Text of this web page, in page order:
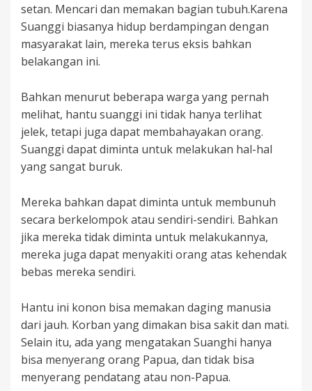
setan. Mencari dan memakan bagian tubuh.Karena
Suanggi biasanya hidup berdampingan dengan
masyarakat lain, mereka terus eksis bahkan
belakangan ini.
Bahkan menurut beberapa warga yang pernah
melihat, hantu suanggi ini tidak hanya terlihat
jelek, tetapi juga dapat membahayakan orang.
Suanggi dapat diminta untuk melakukan hal-hal
yang sangat buruk.
Mereka bahkan dapat diminta untuk membunuh
secara berkelompok atau sendiri-sendiri. Bahkan
jika mereka tidak diminta untuk melakukannya,
mereka juga dapat menyakiti orang atas kehendak
bebas mereka sendiri.
Hantu ini konon bisa memakan daging manusia
dari jauh. Korban yang dimakan bisa sakit dan mati.
Selain itu, ada yang mengatakan Suanghi hanya
bisa menyerang orang Papua, dan tidak bisa
menyerang pendatang atau non-Papua.